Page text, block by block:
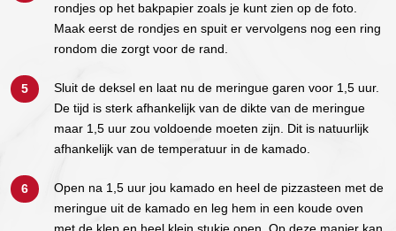
rondjes op het bakpapier zoals je kunt zien op de foto.
Maak eerst de rondjes en spuit er vervolgens nog een ring
rondom die zorgt voor de rand.
Sluit de deksel en laat nu de meringue garen voor 1,5 uur.
De tijd is sterk afhankelijk van de dikte van de meringue
maar 1,5 uur zou voldoende moeten zijn. Dit is natuurlijk
afhankelijk van de temperatuur in de kamado.
Open na 1,5 uur jou kamado en heel de pizzasteen met de
meringue uit de kamado en leg hem in een koude oven